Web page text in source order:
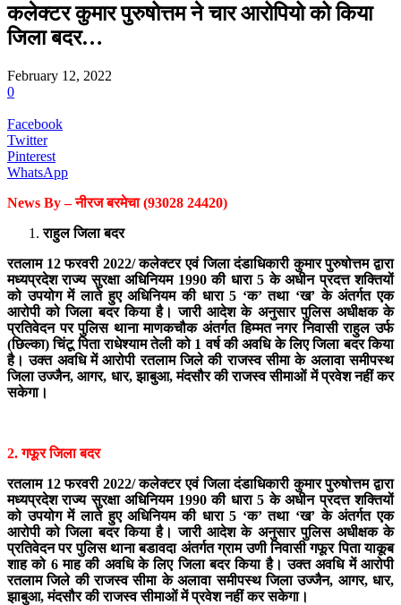
कलेक्टर कुमार पुरुषोत्तम ने चार आरोपियो को किया
जिला बदर…
February 12, 2022
0
Facebook
Twitter
Pinterest
WhatsApp
News By – नीरज बरमेचा (93028 24420)
राहुल जिला बदर
रतलाम 12 फरवरी 2022/ कलेक्टर एवं जिला दंडाधिकारी कुमार पुरुषोत्तम द्वारा
मध्यप्रदेश राज्य सुरक्षा अधिनियम 1990 की धारा 5 के अधीन प्रदत्त शक्तियों
को उपयोग में लाते हुए अधिनियम की धारा 5 ‘क’ तथा ‘ख’ के अंतर्गत एक
आरोपी को जिला बदर किया है। जारी आदेश के अनुसार पुलिस अधीक्षक के
प्रतिवेदन पर पुलिस थाना माणकचौक अंतर्गत हिम्मत नगर निवासी राहुल उर्फ
(छिल्का) चिंटू पिता राधेश्याम तेली को 1 वर्ष की अवधि के लिए जिला बदर किया
है। उक्त अवधि में आरोपी रतलाम जिले की राजस्व सीमा के अलावा समीपस्थ
जिला उज्जैन, आगर, धार, झाबुआ, मंदसौर की राजस्व सीमाओं में प्रवेश नहीं कर
सकेगा।
2. गफूर जिला बदर
रतलाम 12 फरवरी 2022/ कलेक्टर एवं जिला दंडाधिकारी कुमार पुरुषोत्तम द्वारा
मध्यप्रदेश राज्य सुरक्षा अधिनियम 1990 की धारा 5 के अधीन प्रदत्त शक्तियों
को उपयोग में लाते हुए अधिनियम की धारा 5 ‘क’ तथा ‘ख’ के अंतर्गत एक
आरोपी को जिला बदर किया है। जारी आदेश के अनुसार पुलिस अधीक्षक के
प्रतिवेदन पर पुलिस थाना बडावदा अंतर्गत ग्राम उणी निवासी गफूर पिता याकूब
शाह को 6 माह की अवधि के लिए जिला बदर किया है। उक्त अवधि में आरोपी
रतलाम जिले की राजस्व सीमा के अलावा समीपस्थ जिला उज्जैन, आगर, धार,
झाबुआ, मंदसौर की राजस्व सीमाओं में प्रवेश नहीं कर सकेगा।